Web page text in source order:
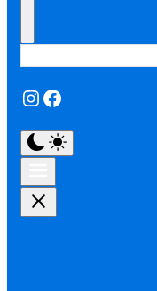
Instagram
Facebook